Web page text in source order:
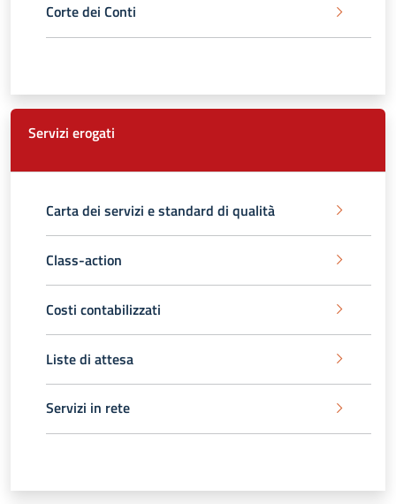
Corte dei Conti
Servizi erogati
Carta dei servizi e standard di qualità
Class-action
Costi contabilizzati
Liste di attesa
Servizi in rete